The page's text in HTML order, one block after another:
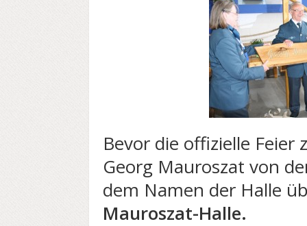
Bevor die offizielle Feier
Georg Mauroszat von
dem Namen der Halle
Mauroszat-Halle.